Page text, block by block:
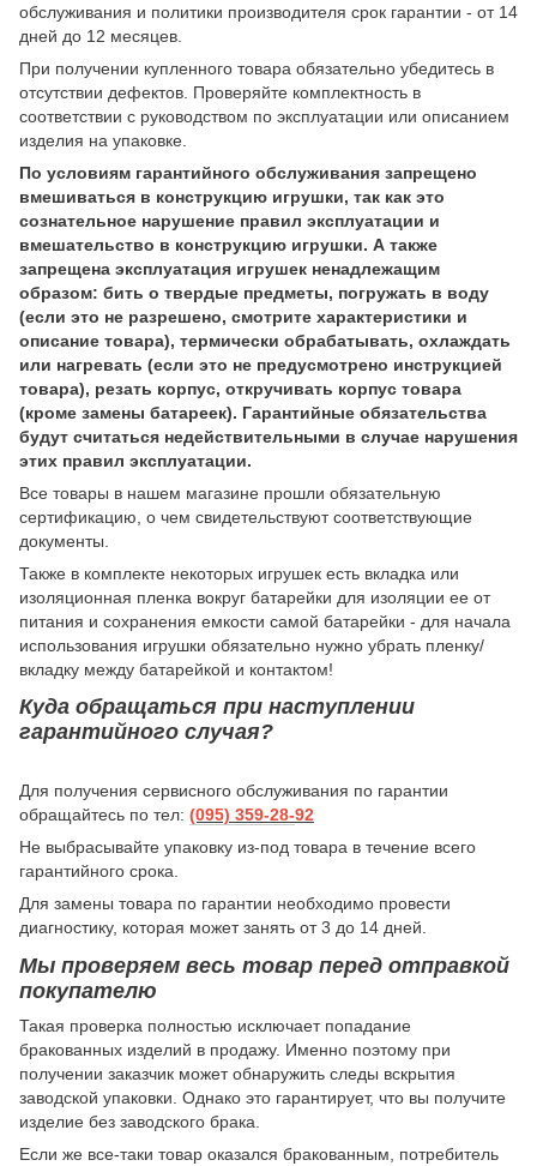
обслуживания и политики производителя срок гарантии - от 14
дней до 12 месяцев.
При получении купленного товара обязательно убедитесь в
отсутствии дефектов. Проверяйте комплектность в
соответствии с руководством по эксплуатации или описанием
изделия на упаковке.
По условиям гарантийного обслуживания запрещено
вмешиваться в конструкцию игрушки, так как это
сознательное нарушение правил эксплуатации и
вмешательство в конструкцию игрушки. А также
запрещена эксплуатация игрушек ненадлежащим
образом: бить о твердые предметы, погружать в воду
(если это не разрешено, смотрите характеристики и
описание товара), термически обрабатывать, охлаждать
или нагревать (если это не предусмотрено инструкцией
товара), резать корпус, откручивать корпус товара
(кроме замены батареек). Гарантийные обязательства
будут считаться недействительными в случае нарушения
этих правил эксплуатации.
Все товары в нашем магазине прошли обязательную
сертификацию, о чем свидетельствуют соответствующие
документы.
Также в комплекте некоторых игрушек есть вкладка или
изоляционная пленка вокруг батарейки для изоляции ее от
питания и сохранения емкости самой батарейки - для начала
использования игрушки обязательно нужно убрать пленку/
вкладку между батарейкой и контактом!
Куда обращаться при наступлении
гарантийного случая?
Для получения сервисного обслуживания по гарантии
обращайтесь по тел: (095) 359-28-92
Не выбрасывайте упаковку из-под товара в течение всего
гарантийного срока.
Для замены товара по гарантии необходимо провести
диагностику, которая может занять от 3 до 14 дней.
Мы проверяем весь товар перед отправкой
покупателю
Такая проверка полностью исключает попадание
бракованных изделий в продажу. Именно поэтому при
получении заказчик может обнаружить следы вскрытия
заводской упаковки. Однако это гарантирует, что вы получите
изделие без заводского брака.
Если же все-таки товар оказался бракованным, потребитель